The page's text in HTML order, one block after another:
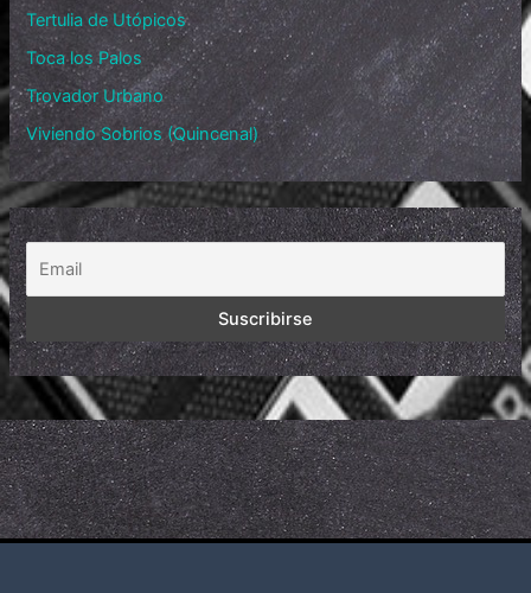
Tertulia de Utópicos
Toca los Palos
Trovador Urbano
Viviendo Sobrios (Quincenal)